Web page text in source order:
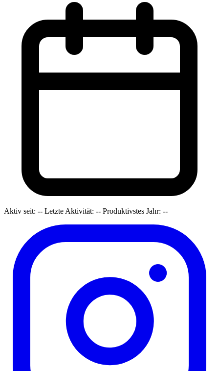
Aktiv seit: -- Letzte Aktivität: -- Produktivstes Jahr: --